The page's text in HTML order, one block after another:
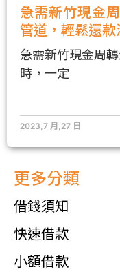
更多分類
借錢須知
快速借款
小額借款
急需新竹現金
管道，輕鬆還款
急需新竹現金周
時，一定
2023,7 月,27 日